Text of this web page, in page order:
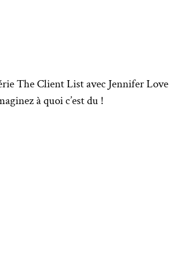
The Client List avec Jennifer Love
à quoi c’est du !